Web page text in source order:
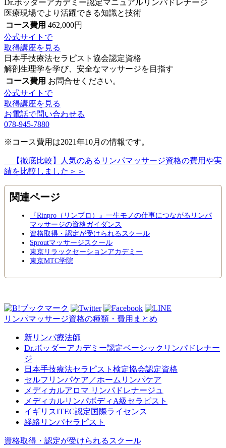
Dr.ボッダーアカデミー認定マニュアルリンパドレナージ
医療現場でより活躍できる知識と技術
コース費用 462,000円
公式サイトで
取得講座を見る
日本手技療法セラピスト協会認定資格
解剖生理学を学び、安全なマッサージを目指す
コース費用 お問合せください。
公式サイトで
取得講座を見る
お電話で問い合わせる
078-945-7880
※コース費用は2021年10月の情報です。
【徹底比較】人気のあるリンパマッサージ資格の費用や実
績を比較しました＞＞
関連ページ
『Rinpro（リンプロ）』一生モノの仕事につながるリンパ
マッサージの資格ガイダンス
資格取得・認定が受けられるスクール
Sproutマッサージスクール
東京リラックセーションアカデミー
東京MTC学院
リンパマッサージ資格の種類・費用まとめ
新リンパ療法師
Dr.ボッダーアカデミー認定ベーシックリンパドレナー
ジ
日本手技療法セラピスト検定協会認定資格
セルフリンパケア／ホームリンパケア
メディカルアロマ リンパドレナージュ
メディカルリンパボディA級セラピスト
イギリスITEC認定国際ライセンス
経絡リンパセラピスト
資格取得・認定が受けられるスクール